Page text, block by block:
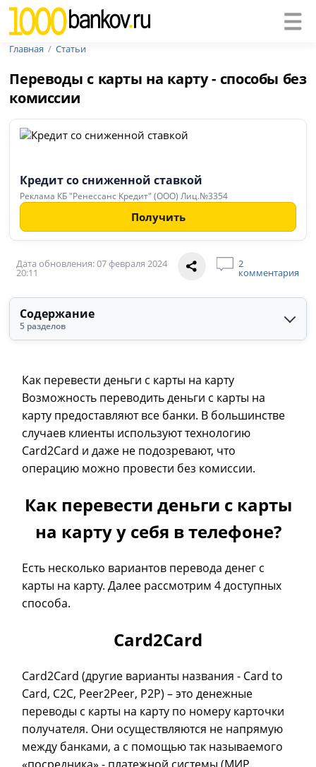
Главная Статьи
Переводы с карты на карту - способы без
комиссии
Кредит со сниженной ставкой
Реклама КБ "Ренессанс Кредит" (ООО) Лиц.№3354
Получить
Дата обновления: 07 февраля 2024
20:11
2
комментария
Содержание
5 разделов
Как перевести деньги с карты на карту
Возможность переводить деньги с карты на
карту предоставляют все банки. В большинстве
случаев клиенты используют технологию
Card2Card и даже не подозревают, что
операцию можно провести без комиссии.
Как перевести деньги с карты
на карту у себя в телефоне?
Есть несколько вариантов перевода денег с
карты на карту. Далее рассмотрим 4 доступных
способа.
Card2Card
Card2Card (другие варианты названия - Card to
Card, C2C, Peer2Peer, P2P) – это денежные
переводы с карты на карту по номеру карточки
получателя. Они осуществляются не напрямую
между банками, а с помощью так называемого